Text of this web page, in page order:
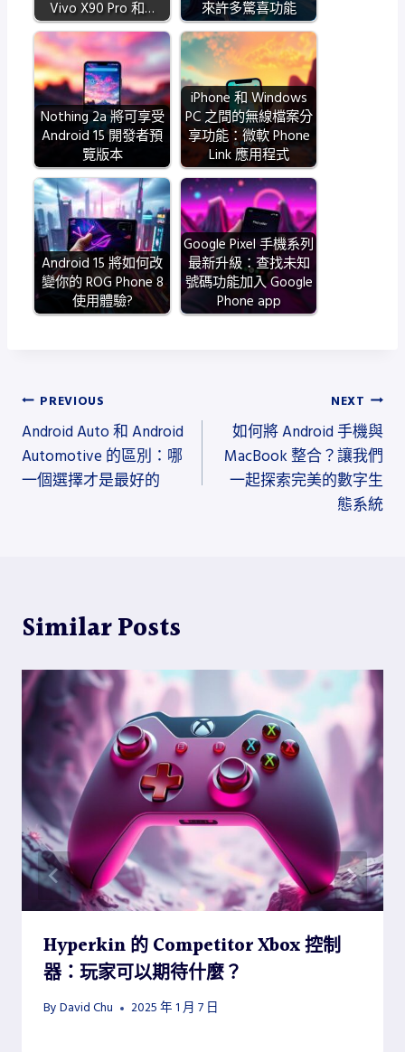
Vivo X90 Pro 和… 來許多驚喜功能
Nothing 2a 將可享受
Android 15 開發者預
覽版本
iPhone 和 Windows
PC 之間的無線檔案分
享功能：微軟 Phone
Link 應用程式
Android 15 將如何改
變你的 ROG Phone 8
使用體驗?
Google Pixel 手機系列
最新升級：查找未知
號碼功能加入 Google
Phone app
文
章
導
PREVIOUS
Android Auto 和 Android
Automotive 的區別：哪
一個選擇才是最好的
NEXT
如何將 Android 手機與
MacBook 整合？讓我們
一起探索完美的數字生
態系統
Similar Posts
Hyperkin 的 Competitor Xbox 控制
器：玩家可以期待什麼？
By David Chu 2025 年 1 月 7 日